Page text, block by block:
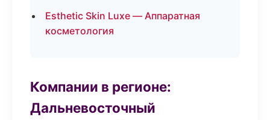
Esthetic Skin Luxe — Аппаратная
косметология
Компании в регионе:
Дальневосточный